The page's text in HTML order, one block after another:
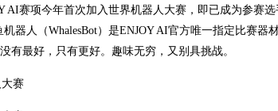
AI赛项今年首次加入世界机器人大赛，即已成为参赛
器人（WhalesBot）是ENJOY AI官方唯一指定比赛器
有最好，只有更好。趣味无穷，又别具挑战。